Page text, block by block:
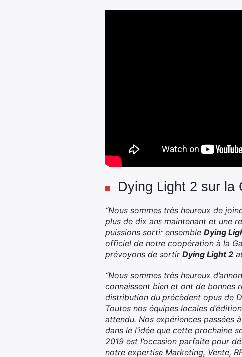
Dying Light 2 sur la
“Nous sommes très heureux de
plus de dix ans maintenant et une
puissions sortir ensemble Dying
officiel de notre coopération à la
prévoyons de sortir Dying Light 2
“Nous sommes très heureux
connaissent bien et ont de bonnes
distribution du précèdent opus de
Toutes nos équipes locales
attendu. Nos expériences passées
dans le l’idée que cette prochaine
2019 est l’occasion parfaite pour
notre expertise Marketing, Vente,